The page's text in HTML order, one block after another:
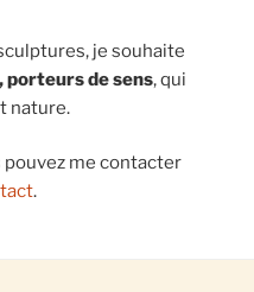
je souhaite
porteurs de sens, qui
nature.
pouvez me contacter
.